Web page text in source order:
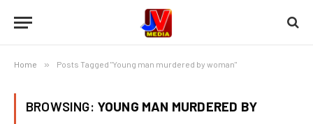
Home » Posts Tagged "Young man murdered by woman"
BROWSING: YOUNG MAN MURDERED BY